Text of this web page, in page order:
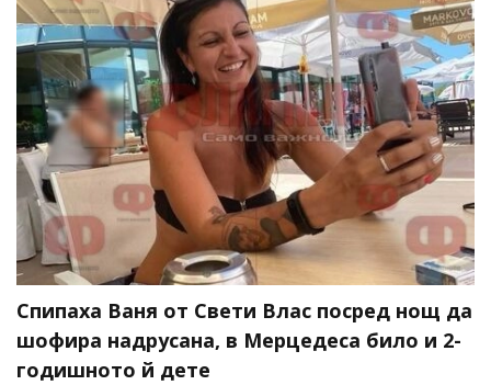
Спипаха Ваня от Свети Влас посред нощ да
шофира надрусана, в Мерцедеса било и 2-
годишното й дете